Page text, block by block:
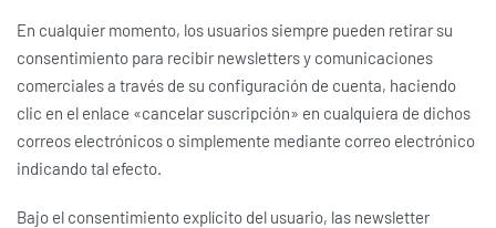
En cualquier momento, los usuarios siempre pueden retirar su
consentimiento para recibir newsletters y comunicaciones
comerciales a través de su configuración de cuenta, haciendo
clic en el enlace «cancelar suscripción» en cualquiera de dichos
correos electrónicos o simplemente mediante correo electrónico
indicando tal efecto.
Bajo el consentimiento explícito del usuario, las newsletter